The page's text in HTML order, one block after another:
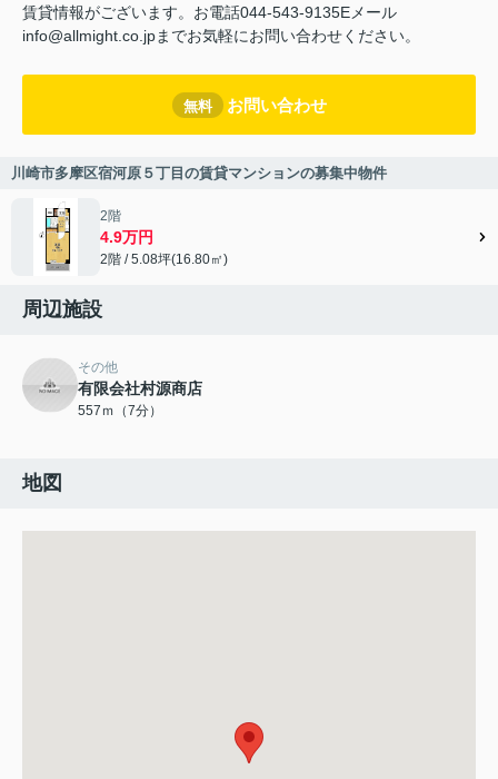
賃貸情報がございます。お電話044-543-9135Eメール
info@allmight.co.jpまでお気軽にお問い合わせください。
無料 お問い合わせ
川崎市多摩区宿河原５丁目の賃貸マンションの募集中物件
2階
4.9万円
2階 / 5.08坪(16.80㎡)
周辺施設
その他
有限会社村源商店
557ｍ（7分）
地図